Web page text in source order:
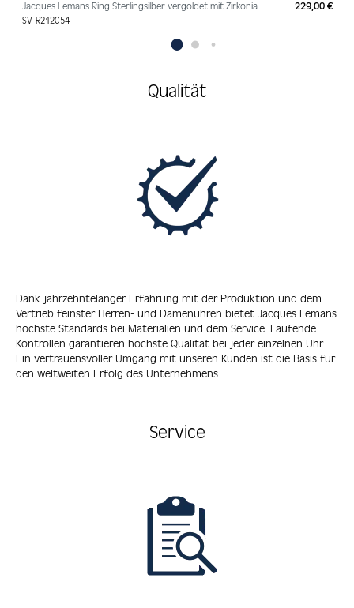
Jacques Lemans Ring Sterlingsilber vergoldet mit Zirkonia
SV-R212C54
229,00 €
Qualität
Dank jahrzehntelanger Erfahrung mit der Produktion und dem
Vertrieb feinster Herren- und Damenuhren bietet Jacques Lemans
höchste Standards bei Materialien und dem Service. Laufende
Kontrollen garantieren höchste Qualität bei jeder einzelnen Uhr.
Ein vertrauensvoller Umgang mit unseren Kunden ist die Basis für
den weltweiten Erfolg des Unternehmens.
Service